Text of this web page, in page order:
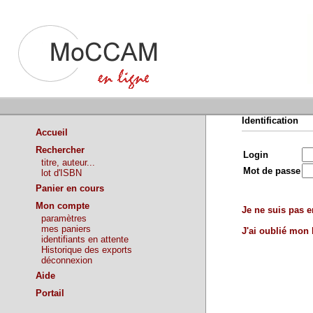
Accueil
Rechercher
titre, auteur...
lot d'ISBN
Panier en cours
Mon compte
paramètres
mes paniers
identifiants en attente
Historique des exports
déconnexion
Aide
Portail
Identification
Login
Mot de passe
Je ne suis pas
J'ai oublié mon